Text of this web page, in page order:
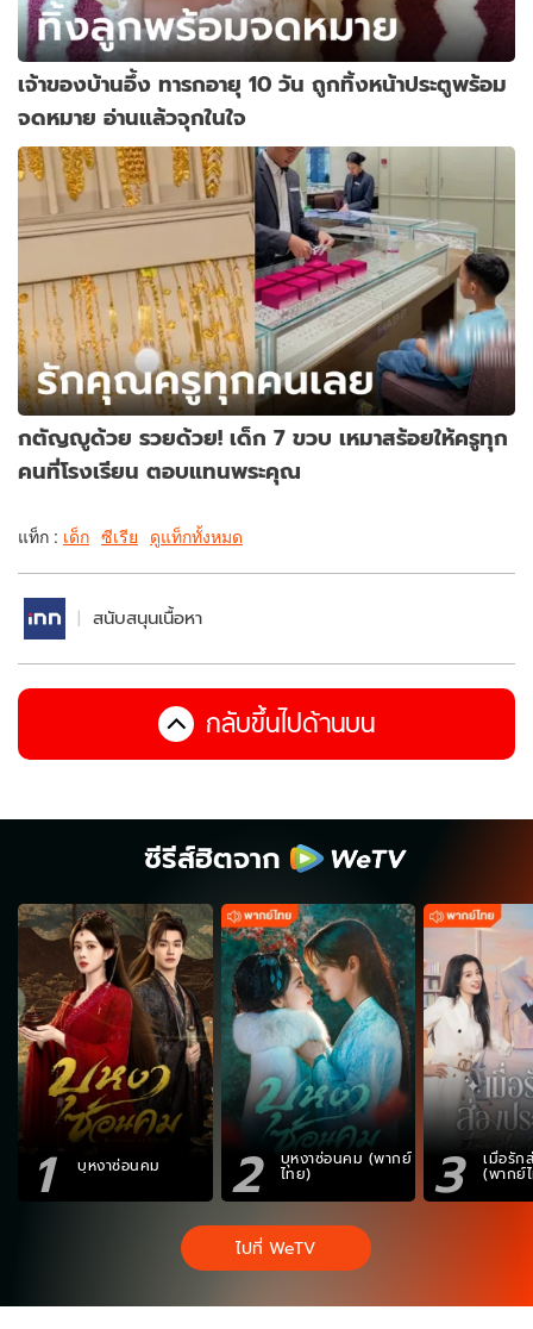
เจ้าของบ้านอึ้ง ทารกอายุ 10 วัน ถูกทิ้งหน้าประตูพร้อม
จดหมาย อ่านแล้วจุกในใจ
กตัญญูด้วย รวยด้วย! เด็ก 7 ขวบ เหมาสร้อยให้ครูทุก
คนที่โรงเรียน ตอบแทนพระคุณ
แท็ก : เด็ก ซีเรีย ดูแท็กทั้งหมด
สนับสนุนเนื้อหา
กลับขึ้นไปด้านบน
ซีรีส์ฮิตจาก
1 บุหงาซ่อนคม 2 บุหงาซ่อนคม (พากย์
ไทย) 3 เมื่อรัก
(พากย์
ไปที่ WeTV